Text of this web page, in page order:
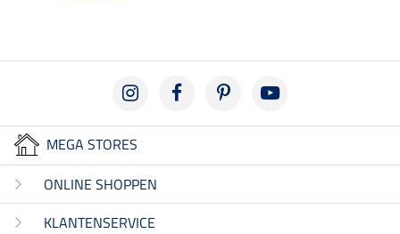
MEGA STORES
ONLINE SHOPPEN
KLANTENSERVICE